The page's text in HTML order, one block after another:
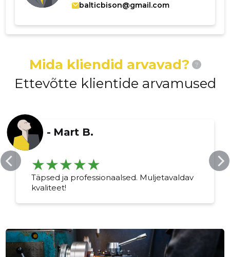
balticbison@gmail.com
Mida kliendid arvavad? ?
Ettevõtte klientide arvamused
- Mart B.
Täpsed ja professionaalsed. Muljetavaldav
kvaliteet!